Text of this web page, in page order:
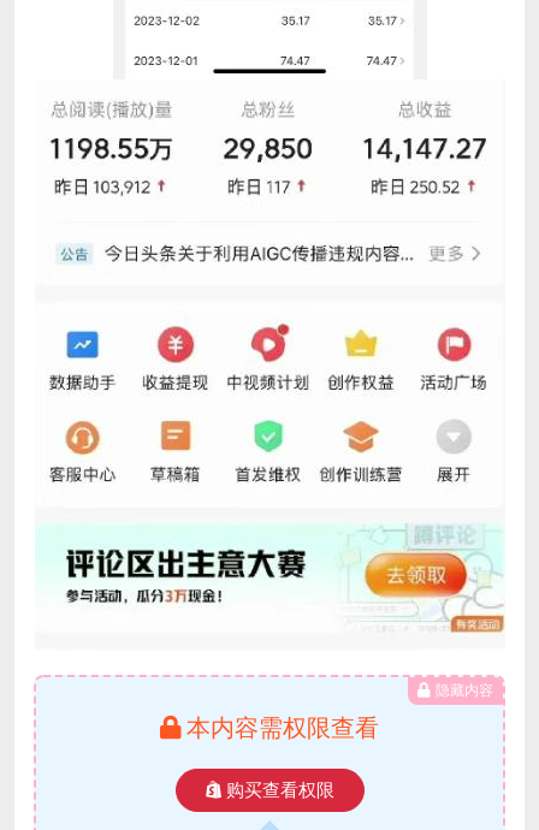
隐藏内容
本内容需权限查看
购买查看权限